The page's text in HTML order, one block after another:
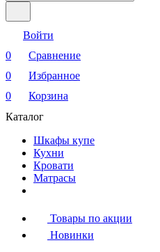
Войти
0
Сравнение
0
Избранное
0
Корзина
Каталог
Шкафы купе
Кухни
Кровати
Матрасы
Товары по акции
Новинки